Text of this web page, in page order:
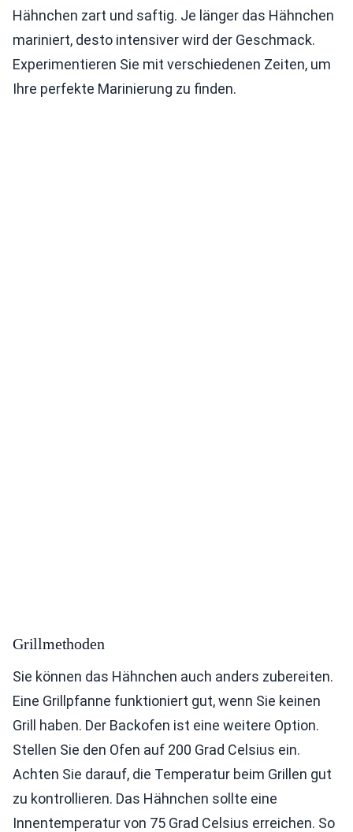
Hähnchen zart und saftig. Je länger das Hähnchen
mariniert, desto intensiver wird der Geschmack.
Experimentieren Sie mit verschiedenen Zeiten, um
Ihre perfekte Marinierung zu finden.
Grillmethoden
Sie können das Hähnchen auch anders zubereiten.
Eine Grillpfanne funktioniert gut, wenn Sie keinen
Grill haben. Der Backofen ist eine weitere Option.
Stellen Sie den Ofen auf 200 Grad Celsius ein.
Achten Sie darauf, die Temperatur beim Grillen gut
zu kontrollieren. Das Hähnchen sollte eine
Innentemperatur von 75 Grad Celsius erreichen. So